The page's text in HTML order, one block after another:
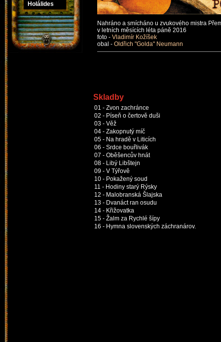
Holálides
Nahráno a smícháno u zvukového mistra
v letních měsících léta páně 2016
foto - Vladimír Kožíšek
obal - Oldřich "Golda" Neumann
Skladby
01 - Zvon zachránce
02 - Píseň o čertově duši
03 - Věž
04 - Zakopnutý míč
05 - Na hradě v Liticích
06 - Srdce bouřlivák
07 - Oběšencův hnát
08 - Libý Libštejn
09 - V Týřově
10 - Pokažený soud
11 - Hodiny starý Rýsky
12 - Malobranská Šlajska
13 - Dvanáct ran osudu
14 - Křižovatka
15 - Žalm za Rychlé šípy
16 - Hymna slovenských záchranárov.